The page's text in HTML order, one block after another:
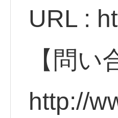
URL :
【問い
http://